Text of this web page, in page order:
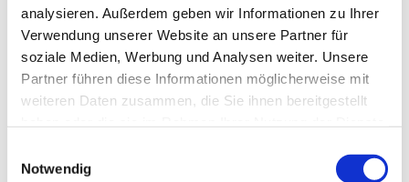
analysieren. Außerdem geben wir Informationen zu Ihrer
Verwendung unserer Website an unsere Partner für
soziale Medien, Werbung und Analysen weiter. Unsere
Partner führen diese Informationen möglicherweise mit
weiteren Daten zusammen, die Sie ihnen bereitgestellt
Notwendig